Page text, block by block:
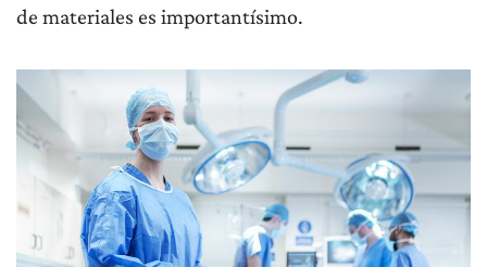
de materiales es importantísimo.